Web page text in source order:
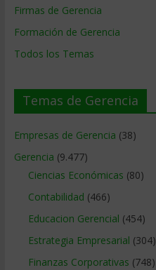
Firmas de Gerencia
Formación de Gerencia
Todos los Temas
Temas de Gerencia
Empresas de Gerencia (38)
Gerencia (9.477)
Ciencias Económicas (80)
Contabilidad (466)
Educacion Gerencial (454)
Estrategia Empresarial (304)
Finanzas Corporativas (748)